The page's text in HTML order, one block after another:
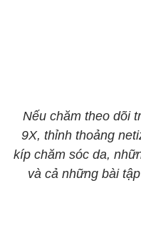
Nếu chăm theo dõi
9X, thỉnh thoảng
kíp chăm sóc da,
và cả những bài